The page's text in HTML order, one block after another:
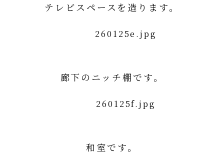
テレビスペースを造ります。
廊下のニッチ棚です。
和室です。